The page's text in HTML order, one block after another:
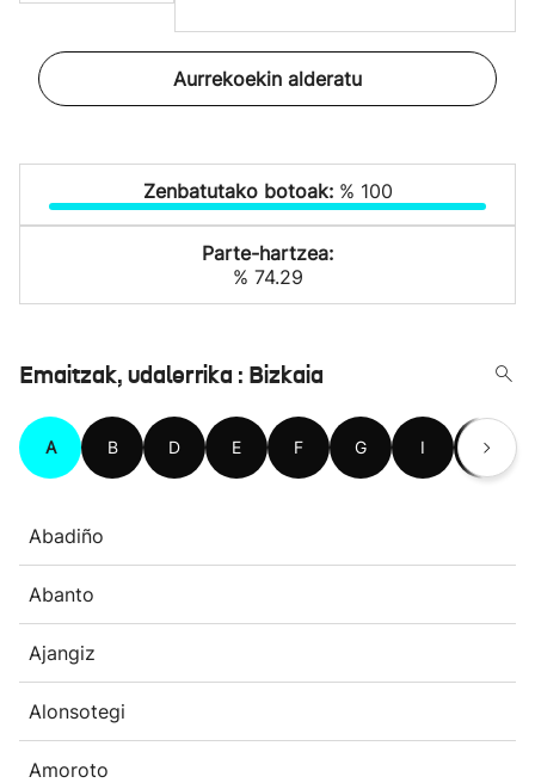
Aurrekoekin alderatu
Zenbatutako botoak: % 100
Parte-hartzea:
% 74.29
Emaitzak, udalerrika : Bizkaia
A B D E F G I J
Abadiño
Abanto
Ajangiz
Alonsotegi
Amoroto